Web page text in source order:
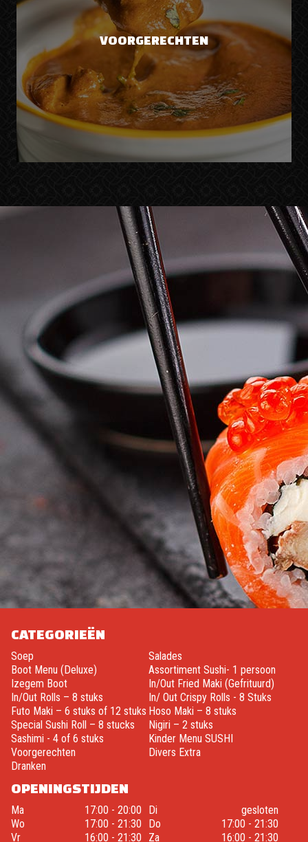
VOORGERECHTEN
CATEGORIEËN
Soep
Salades
Boot Menu (Deluxe)
Assortiment Sushi- 1 persoon
Izegem Boot
In/Out Fried Maki (Gefrituurd)
In/Out Rolls – 8 stuks
In/ Out Crispy Rolls - 8 Stuks
Futo Maki – 6 stuks of 12 stuks Hoso Maki – 8 stuks
Special Sushi Roll – 8 stucks
Nigiri – 2 stuks
Sashimi - 4 of 6 stuks
Kinder Menu SUSHI
Voorgerechten
Divers Extra
Dranken
OPENINGSTIJDEN
Ma 17:00 - 20:00 Di
gesloten
Wo
17:00 - 21:30 Do
17:00 - 21:30
Vr
16:00 - 21:30 Za 16:00 - 21:30